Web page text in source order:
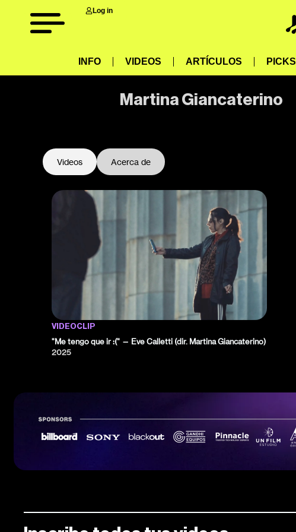
Log in
INFO VIDEOS ARTÍCULOS PICKS
Martina Giancaterino
Videos Acerca de
VIDEOCLIP
"Me tengo que ir :(" — Eve Calletti (dir. Martina Giancaterino)
2025